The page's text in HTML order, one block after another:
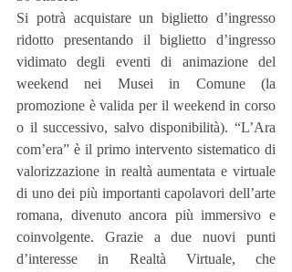
Si potrà acquistare un biglietto d’ingresso
ridotto presentando il biglietto d’ingresso
vidimato degli eventi di animazione del
weekend nei Musei in Comune (la
promozione è valida per il weekend in corso
o il successivo, salvo disponibilità). “L’Ara
com’era” è il primo intervento sistematico di
valorizzazione in realtà aumentata e virtuale
di uno dei più importanti capolavori dell’arte
romana, divenuto ancora più immersivo e
coinvolgente. Grazie a due nuovi punti
d’interesse in Realtà Virtuale, che